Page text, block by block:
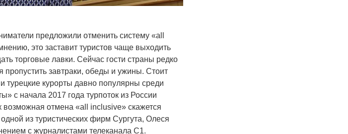
предложили отменить систему «all
это заставит туристов чаще выходить
торговые лавки. Сейчас гости страны редко
пропустить завтраки, обеды и ужины. Стоит
турецкие курорты давно популярны среди
с начала 2017 года турпоток из России
возможная отмена «all
inclusive» скажется
из туристических фирм Сургута, Олеся
с журналистами телеканала С1.